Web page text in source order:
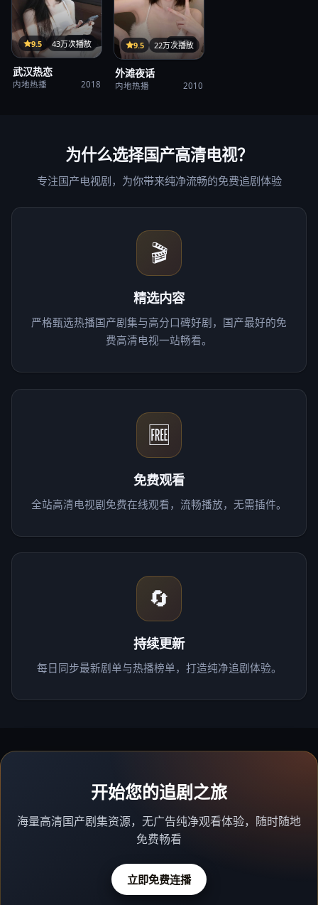
35集
9.5 43万次播放
武汉热恋
内地热播 2018
37集
9.5 22万次播放
外滩夜话
内地热播 2010
为什么选择国产高清电视？
专注国产电视剧，为你带来纯净流畅的免费追剧体验
🎬
精选内容
严格甄选热播国产剧集与高分口碑好剧，国产最好的免
费高清电视一站畅看。
🆓
免费观看
全站高清电视剧免费在线观看，流畅播放，无需插件。
🔄
持续更新
每日同步最新剧单与热播榜单，打造纯净追剧体验。
开始您的追剧之旅
海量高清国产剧集资源，无广告纯净观看体验，随时随地
免费畅看
立即免费连播